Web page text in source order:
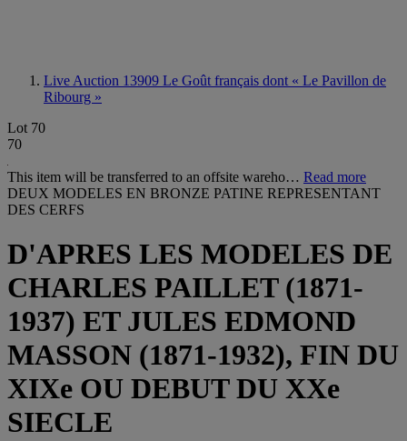
Live Auction 13909 Le Goût français dont « Le Pavillon de
Ribourg »
Lot 70
70
This item will be transferred to an offsite wareho… Read more
DEUX MODELES EN BRONZE PATINE REPRESENTANT
DES CERFS
D'APRES LES MODELES DE
CHARLES PAILLET (1871-
1937) ET JULES EDMOND
MASSON (1871-1932), FIN DU
XIXe OU DEBUT DU XXe
SIECLE